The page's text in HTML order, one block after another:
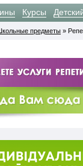
Курсы
предметы »